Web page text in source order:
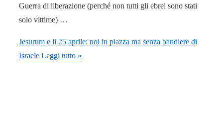
Guerra di liberazione (perché non tutti gli ebrei sono stati
solo vittime) …
Jesurum e il 25 aprile: noi in piazza ma senza bandiere di
Israele Leggi tutto »